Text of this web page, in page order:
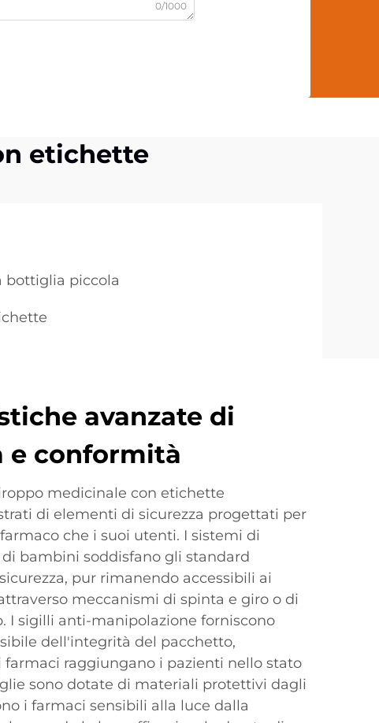
0/1000
etichette
bottiglia piccola
avanzate di
e conformità
medicinale con etichette
di elementi di sicurezza progettati per
che i suoi utenti. I sistemi di
bambini soddisfano gli standard
pur rimanendo accessibili ai
meccanismi di spinta e giro o di
I sigilli anti-manipolazione forniscono
dell'integrità del pacchetto,
farmaci raggiungano i pazienti nello stato
sono dotate di materiali protettivi dagli
i farmaci sensibili alla luce dalla